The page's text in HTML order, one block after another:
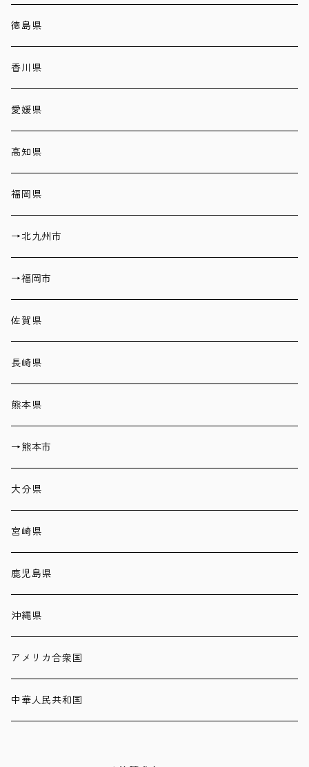
徳島県
香川県
愛媛県
高知県
福岡県
→北九州市
→福岡市
佐賀県
長崎県
熊本県
→熊本市
大分県
宮崎県
鹿児島県
沖縄県
アメリカ合衆国
中華人民共和国